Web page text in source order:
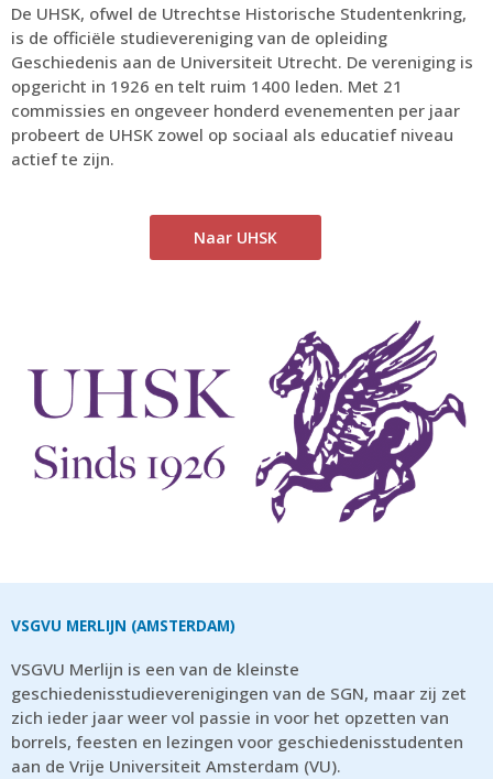
De UHSK, ofwel de Utrechtse Historische Studentenkring,
is de officiële studievereniging van de opleiding
Geschiedenis aan de Universiteit Utrecht. De vereniging is
opgericht in 1926 en telt ruim 1400 leden. Met 21
commissies en ongeveer honderd evenementen per jaar
probeert de UHSK zowel op sociaal als educatief niveau
actief te zijn.
Naar UHSK
VSGVU MERLIJN (AMSTERDAM)
VSGVU Merlijn is een van de kleinste
geschiedenisstudieverenigingen van de SGN, maar zij zet
zich ieder jaar weer vol passie in voor het opzetten van
borrels, feesten en lezingen voor geschiedenisstudenten
aan de Vrije Universiteit Amsterdam (VU).